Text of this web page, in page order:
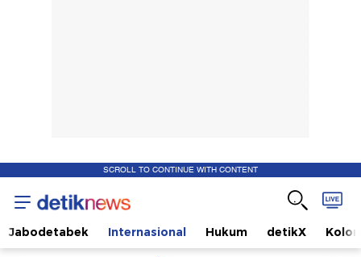
SCROLL TO CONTINUE WITH CONTENT
Jabodetabek Internasional Hukum detikX